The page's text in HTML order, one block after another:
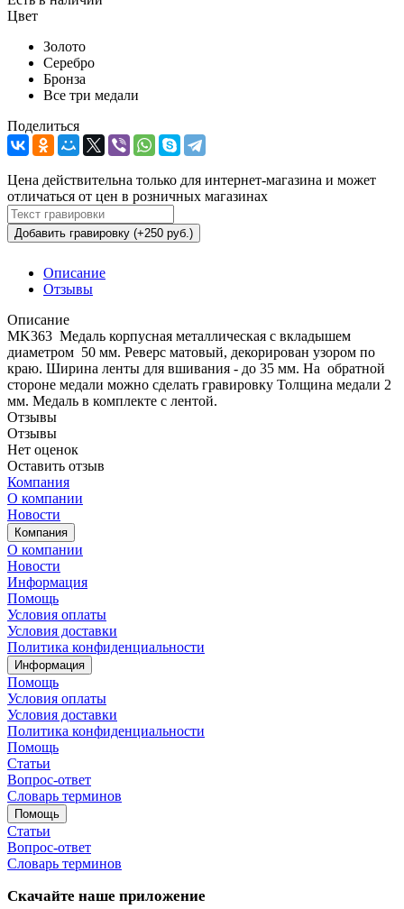
Цвет
Золото
Серебро
Бронза
Все три медали
Поделиться
Цена действительна только для интернет-магазина и может
отличаться от цен в розничных магазинах
Добавить гравировку (+250 руб.)
Описание
Отзывы
Описание
MK363 Медаль корпусная металлическая с вкладышем
диаметром 50 мм. Реверс матовый, декорирован узором по
краю. Ширина ленты для вшивания - до 35 мм. На обратной
стороне медали можно сделать гравировку Толщина медали 2
мм. Медаль в комплекте с лентой.
Отзывы
Отзывы
Нет оценок
Оставить отзыв
Компания
О компании
Новости
Компания
О компании
Новости
Информация
Помощь
Условия оплаты
Условия доставки
Политика конфиденциальности
Информация
Помощь
Условия оплаты
Условия доставки
Политика конфиденциальности
Помощь
Статьи
Вопрос-ответ
Словарь терминов
Помощь
Статьи
Вопрос-ответ
Словарь терминов
Скачайте наше приложение